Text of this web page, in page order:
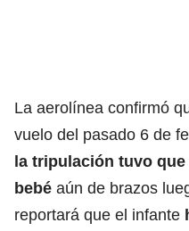
La aerolínea confirmó
vuelo del pasado 6 de
la tripulación tuvo
bebé aún de brazos
reportará que el infante